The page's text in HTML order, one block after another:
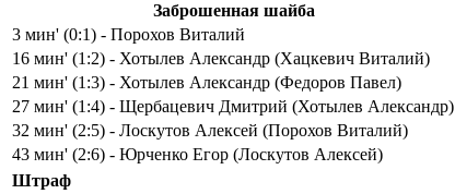
Заброшенная шайба
3 мин' (0:1) - Порохов Виталий
16 мин' (1:2) - Хотылев Александр (Хацкевич Виталий)
21 мин' (1:3) - Хотылев Александр (Федоров Павел)
27 мин' (1:4) - Щербацевич Дмитрий (Хотылев Александр)
32 мин' (2:5) - Лоскутов Алексей (Порохов Виталий)
43 мин' (2:6) - Юрченко Егор (Лоскутов Алексей)
Штраф